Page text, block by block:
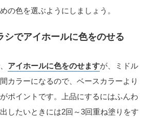
の色を選ぶようにしましょう。
シでアイホールに色をのせる
アイホールに色をのせますが、ミドル
カラーになるので、ベースカラーより
ポイントです。上品にするにはふんわ
したいときには2回～3回重ね塗りをす